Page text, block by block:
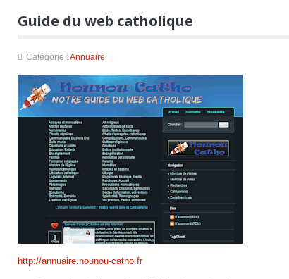
Guide du web catholique
Catégorie :Annuaire
http://annuaire.nounou-catho.fr